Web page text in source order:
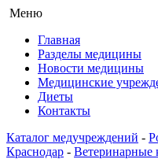
Меню
Главная
Разделы медицины
Новости медицины
Медицинские
Диеты
Контакты
Каталог медучреждений -
Краснодар - Ветеринарные